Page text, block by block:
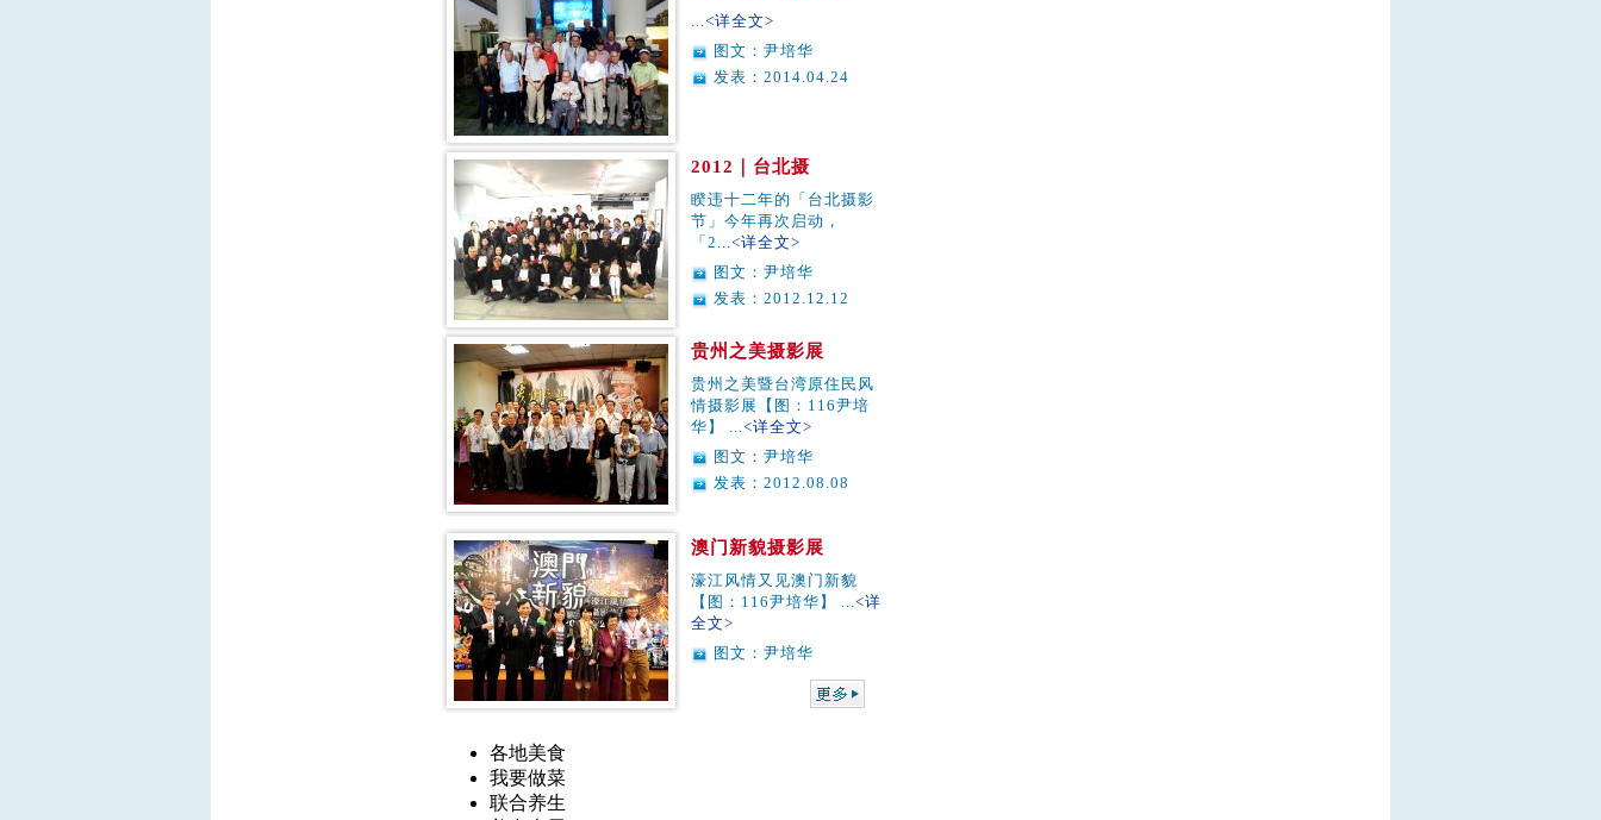
...<详全文>
图文：尹培华
发表：2014.04.24
2012｜台北摄
睽违十二年的「台北摄影
节」今年再次启动，
「2...<详全文>
图文：尹培华
发表：2012.12.12
贵州之美摄影展
贵州之美暨台湾原住民风
情摄影展【图：116尹培
华】 ...<详全文>
图文：尹培华
发表：2012.08.08
澳门新貌摄影展
濠江风情又见澳门新貌
【图：116尹培华】 ...<详
全文>
图文：尹培华
各地美食
我要做菜
联合养生